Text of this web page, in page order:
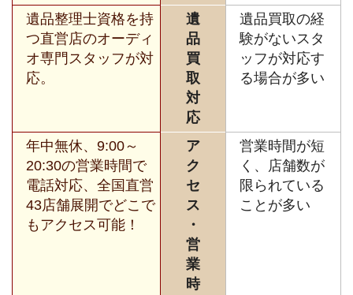
遺品整理士資格を持
つ直営店のオーディ
オ専門スタッフが対
応。
遺
品
買
取
対
応
遺品買取の経
験がないスタ
ッフが対応す
る場合が多い
年中無休、9:00～
20:30の営業時間で
電話対応、全国直営
43店舗展開でどこで
もアクセス可能！
ア
ク
セ
ス
・
営
業
時
営業時間が短
く、店舗数が
限られている
ことが多い